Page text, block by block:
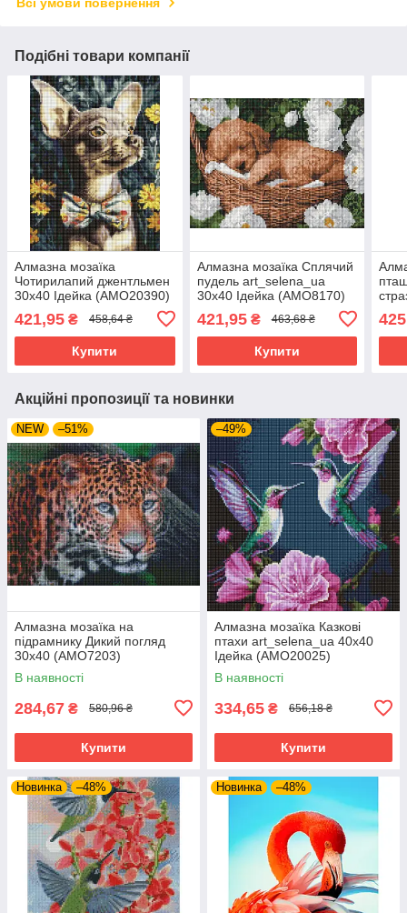
Подібні товари компанії
Алмазна мозаїка
Чотирилапий джентльмен
30х40 Ідейка (AMO20390)
421,95 ₴ 458,64 ₴
Купити
Алмазна мозаїка Сплячий
пудель art_selena_ua
30х40 Ідейка (AMO8170)
421,95₴ 463,68 ₴
Купити
Акційні пропозиції та новинки
NEW –51%
Алмазна мозаїка на
підрамнику Дикий погляд
30х40 (AMO7203)
В наявності
284,67 ₴ 580,96 ₴
Купити
–49%
Алмазна мозаїка Казкові
птахи art_selena_ua 40х40
Ідейка (AMO20025)
В наявності
334,65 ₴ 656,18 ₴
Купити
Новинка –48% Новинка –48%